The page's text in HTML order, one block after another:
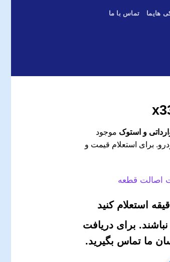
هایما تماس با ما
موجود
برای استعلام قیمت و
اصالت قطعه
استعلام کنید
برای دریافت
ما تماس بگیرید.